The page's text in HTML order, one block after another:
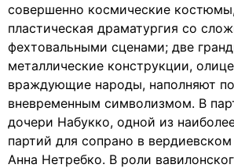
совершенно космические
пластическая драматургия со
фехтовальными сценами; две
металлические конструкции,
враждующие народы, наполняют
вневременным символизмом. В
дочери Набукко, одной из
партий для сопрано в
Анна Нетребко. В роли